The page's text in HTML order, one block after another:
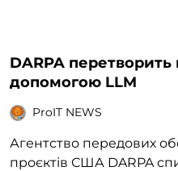
DARPA перетворить
допомогою LLM
ProIT NEWS
Агентство передових
проєктів США DARPA